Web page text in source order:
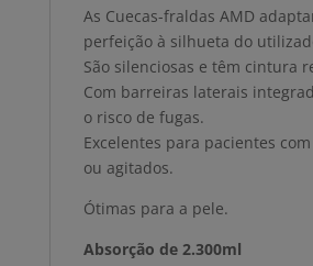
As Cuecas-fraldas AMD
perfeição à silhueta do
São silenciosas e têm cintura
Com barreiras laterais
o risco de fugas.
Excelentes para pacientes
ou agitados.
Ótimas para a pele.
Absorção de 2.300ml